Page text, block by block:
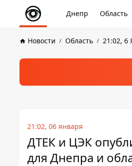
Днепр Область
Новости Область 21:02, 6
21:02, 06 января
ДТЕК и ЦЭК
для Днепра и